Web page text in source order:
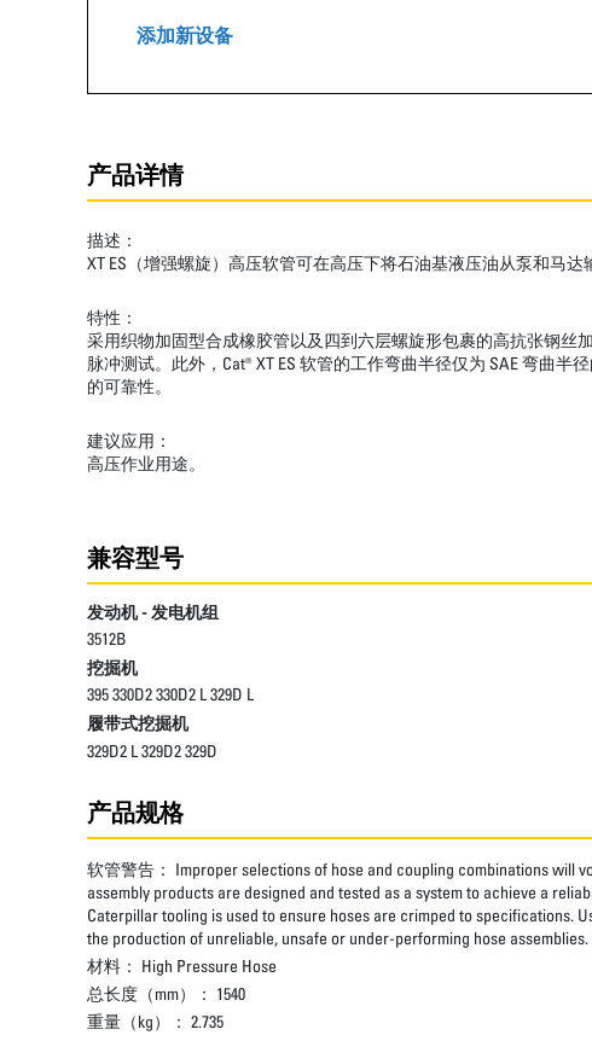
添加新设备
产品详情
描述：
XT ES（增强螺旋）高压软管可在高压下将石油基液压油从泵和马达
特性：
采用织物加固型合成橡胶管以及四到六层螺旋形包裹的高抗张钢丝
脉冲测试。此外，Cat® XT ES 软管的工作弯曲半径仅为 SAE 弯曲
的可靠性。
建议应用：
高压作业用途。
兼容型号
发动机 - 发电机组
3512B
挖掘机
395 330D2 330D2 L 329D L
履带式挖掘机
329D2 L 329D2 329D
产品规格
软管警告： Improper selections of hose and coupling combinations will
assembly products are designed and tested as a system to achieve a
Caterpillar tooling is used to ensure hoses are crimped to specifications.
the production of unreliable, unsafe or under-performing hose
材料： High Pressure Hose
总长度（mm）： 1540
重量（kg）： 2.735